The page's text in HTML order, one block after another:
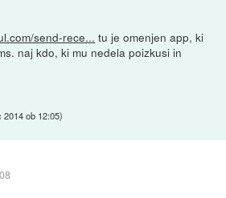
send-rece... tu je omenjen app, ki
naj kdo, ki mu nedela poizkusi in
2014 ob 12:05)